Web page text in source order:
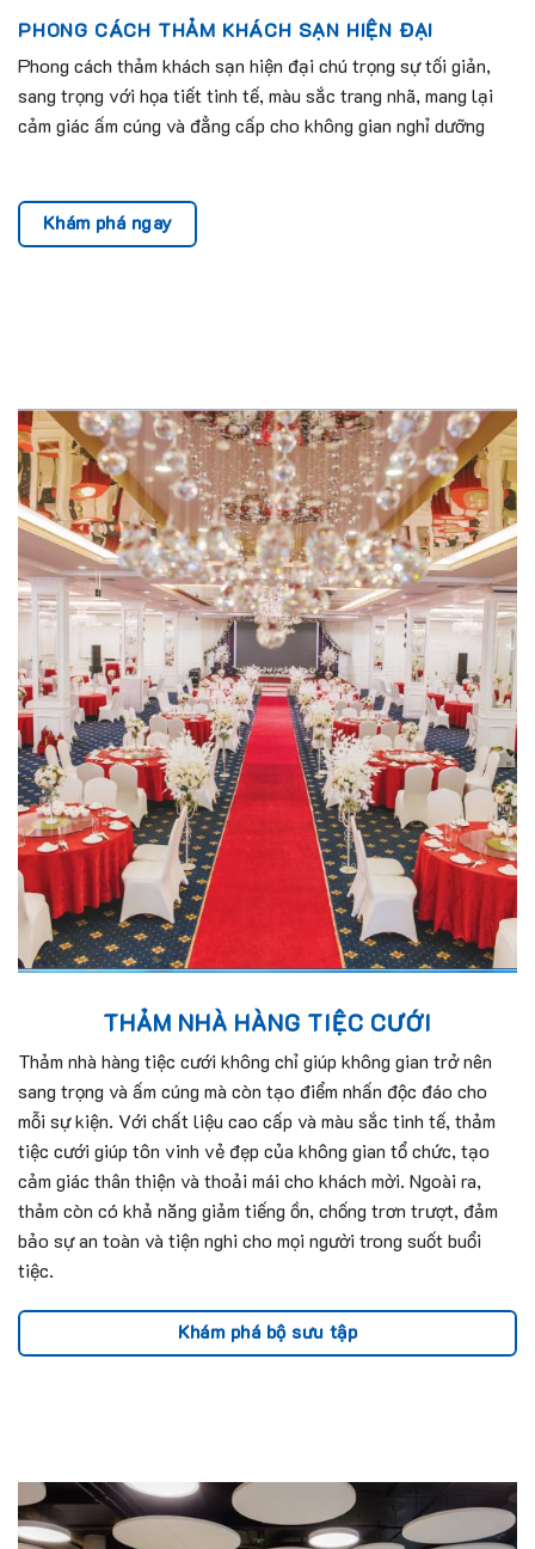
PHONG CÁCH THẢM KHÁCH SẠN HIỆN ĐẠI
Phong cách thảm khách sạn hiện đại chú trọng sự tối giản,
sang trọng với họa tiết tinh tế, màu sắc trang nhã, mang lại
cảm giác ấm cúng và đẳng cấp cho không gian nghỉ dưỡng
Khám phá ngay
THẢM NHÀ HÀNG TIỆC CƯỚI
Thảm nhà hàng tiệc cưới không chỉ giúp không gian trở nên
sang trọng và ấm cúng mà còn tạo điểm nhấn độc đáo cho
mỗi sự kiện. Với chất liệu cao cấp và màu sắc tinh tế, thảm
tiệc cưới giúp tôn vinh vẻ đẹp của không gian tổ chức, tạo
cảm giác thân thiện và thoải mái cho khách mời. Ngoài ra,
thảm còn có khả năng giảm tiếng ồn, chống trơn trượt, đảm
bảo sự an toàn và tiện nghi cho mọi người trong suốt buổi
tiệc.
Khám phá bộ sưu tập